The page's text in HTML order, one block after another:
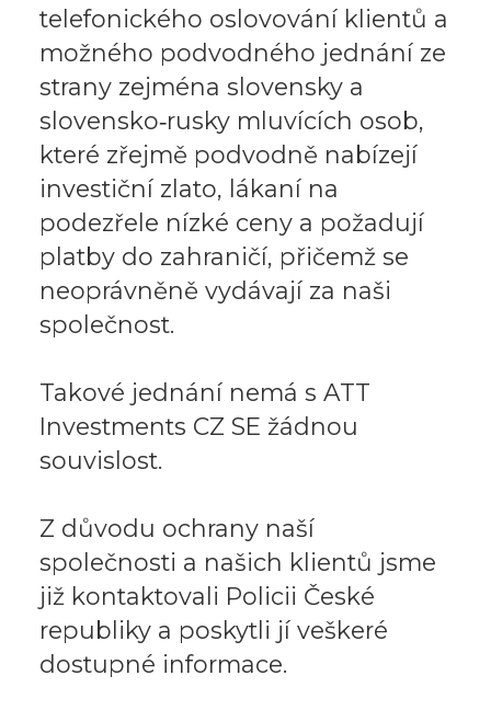
telefonického oslovování klientů a
možného podvodného jednání ze
strany zejména slovensky a
slovensko‑rusky mluvících osob,
které zřejmě podvodně nabízejí
investiční zlato, lákaní na
podezřele nízké ceny a požadují
platby do zahraničí, přičemž se
neoprávněně vydávají za naši
společnost.
Takové jednání nemá s ATT
Investments CZ SE žádnou
souvislost.
Z důvodu ochrany naší
společnosti a našich klientů jsme
již kontaktovali Policii České
republiky a poskytli jí veškeré
dostupné informace.